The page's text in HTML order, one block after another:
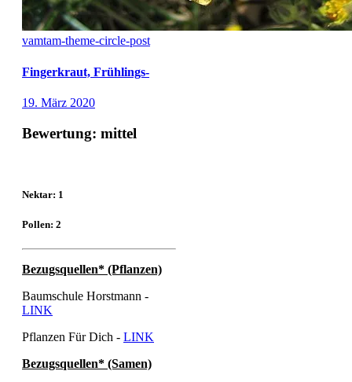
vamtam-theme-circle-post
Fingerkraut, Frühlings-
19. März 2020
Bewertung: mittel
Nektar: 1
Pollen: 2
Bezugsquellen* (Pflanzen)
Baumschule Horstmann -
LINK
Pflanzen Für Dich - LINK
Bezugsquellen* (Samen)